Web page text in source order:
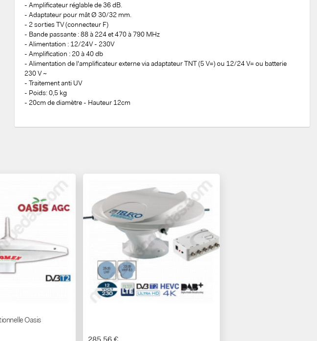
- Amplificateur réglable de 36 dB.
- Adaptateur pour mât Ø 30/32 mm.
- 2 sorties TV (connecteur F)
- Bande passante : 88 à 224 et 470 à 790 MHz
- Alimentation : 12/24V - 230V
- Amplification : 20 à 40 db
- Alimentation de l'amplificateur externe via adaptateur TNT (5 V=) ou 12/24 V= ou batterie
230 V ~
- Traitement anti UV
- Poids: 0,5 kg
- 20cm de diamètre - Hauteur 12cm
Oasis